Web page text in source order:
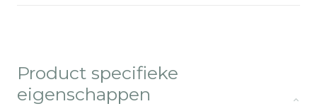
Product specifieke
eigenschappen